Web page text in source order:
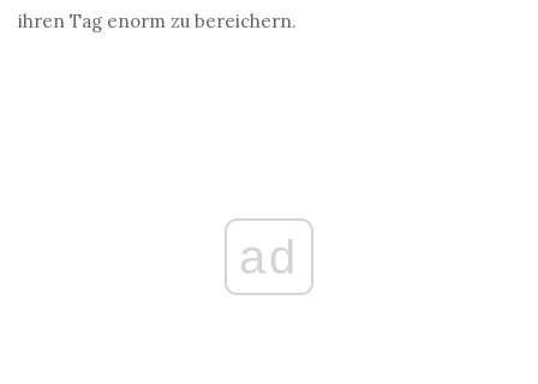
ihren Tag enorm zu bereichern.
ad